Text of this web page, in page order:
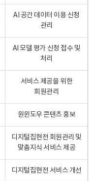
AI 공간 데이터 이용 신청
관리
AI 모델 평가 신청 접수 및
처리
서비스 제공을 위한
회원관리
원윈도우 콘텐츠 홍보
디지털집현전 회원관리 및
맞춤지식 서비스 제공
디지털집현전 서비스 개선